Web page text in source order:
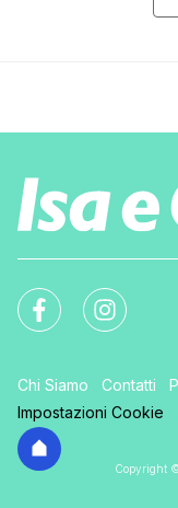
Chi Siamo Contatti
Impostazioni Cookie
Copyright